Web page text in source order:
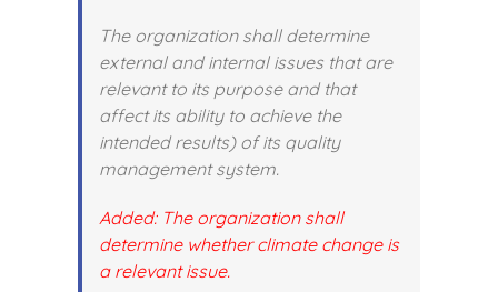
The organization shall determine
external and internal issues that are
relevant to its purpose and that
affect its ability to achieve the
intended results) of its quality
management system.
Added: The organization shall
determine whether climate change is
a relevant issue.